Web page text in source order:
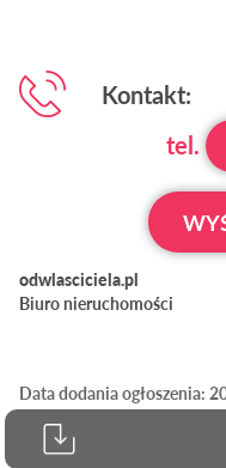
Kontakt:
tel.
odwlasciciela.pl
Biuro nieruchomości
Data dodania ogłoszenia: